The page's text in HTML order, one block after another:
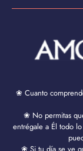
❀ Cuanto
❀ No permitas
entrégale a Él todo